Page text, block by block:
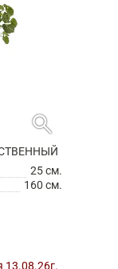
search
25 см.
160 см.
13.08.26г.